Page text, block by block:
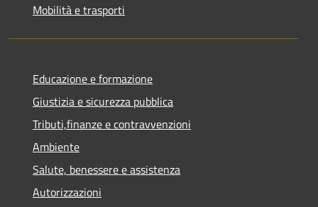
Mobilità e trasporti
Educazione e formazione
Giustizia e sicurezza pubblica
Tributi,finanze e contravvenzioni
Ambiente
Salute, benessere e assistenza
Autorizzazioni